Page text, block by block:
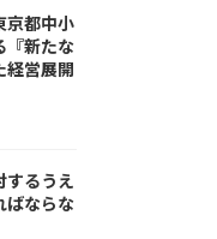
京都中小
『新たな
経営展開
するうえ
ばならな